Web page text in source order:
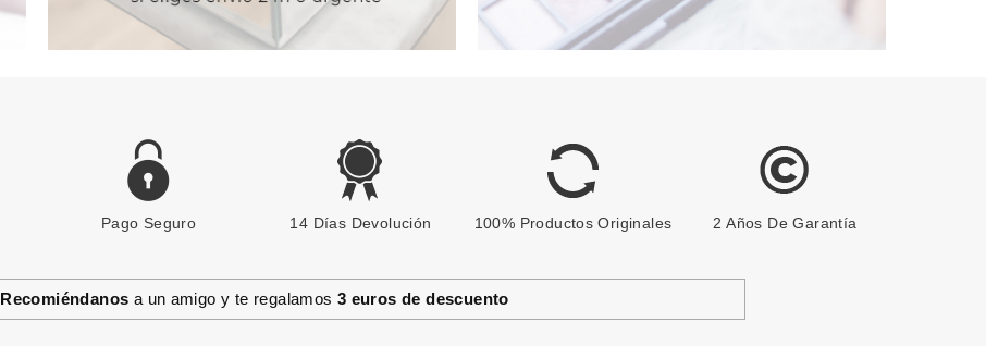
Pago Seguro 14 Días Devolución 100% Productos Originales 2 Años De Garantía
Recomiéndanos a un amigo y te regalamos 3 euros de descuento